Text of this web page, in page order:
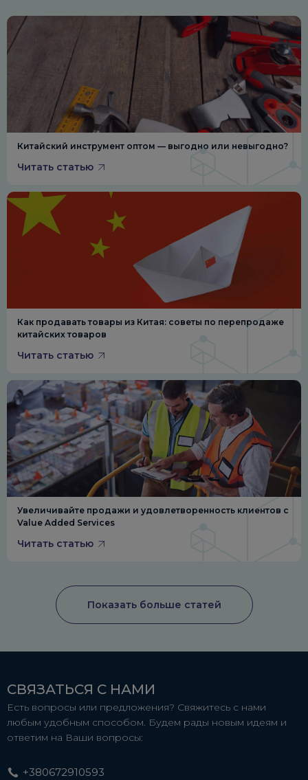
Китайский инструмент оптом — выгодно или невыгодно?
Читать статью
Как продавать товары из Китая: советы по перепродаже
китайских товаров
Читать статью
Увеличивайте продажи и удовлетворенность клиентов с
Value Added Services
Читать статью
Показать больше статей
СВЯЗАТЬСЯ С НАМИ
Есть вопросы или предложения? Свяжитесь с нами
любым удобным способом. Будем рады новым идеям и
ответим на Ваши вопросы:
+380672910593